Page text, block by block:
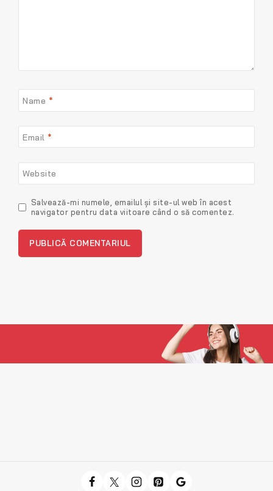
Name *
Email *
Website
Salvează-mi numele, emailul și site-ul web în acest
navigator pentru data viitoare când o să comentez.